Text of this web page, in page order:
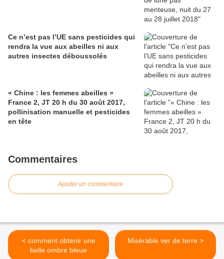
Ce n’est pas l’UE sans pesticides qui
rendra la vue aux abeilles ni aux
autres insectes déboussolés
« Chine : les femmes abeilles »
France 2, JT 20 h du 30 août 2017,
pollinisation manuelle et pesticides
en tête
Commentaires
Ajouter un commentaire
< comment obtenir une
belle ombre bleue
Misérable ver de terre >